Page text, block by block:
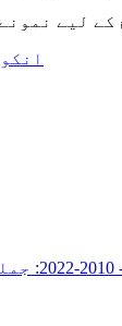
لیے نمونے